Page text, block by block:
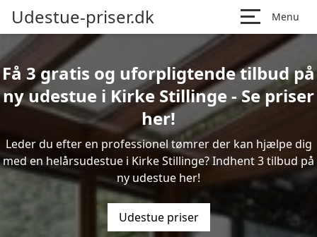
Udestue-priser.dk Menu
Få 3 gratis og uforpligtende tilbud på
ny udestue i Kirke Stillinge - Se priser
her!
Leder du efter en professionel tømrer der kan hjælpe dig
med en helårsudestue i Kirke Stillinge? Indhent 3 tilbud på
ny udestue her!
Udestue priser